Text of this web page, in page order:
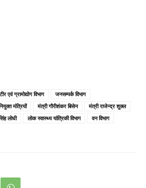
एवं ग्रामोद्योग विभाग
जनसम्पर्क विभाग
मंत्रियों मंत्री गौरीशंकर बिसेन
मंत्री राजेन्द्र शुक्ल
लोधी लोक स्वास्थ्य यांत्रिकी विभाग
वन विभाग